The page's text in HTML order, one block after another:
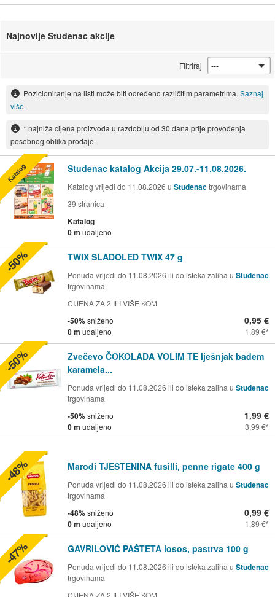
Najnovije Studenac akcije
Filtriraj
Pozicioniranje na listi može biti određeno različitim parametrima. Saznaj
više.
* najniža cijena proizvoda u razdoblju od 30 dana prije provođenja
posebnog oblika prodaje.
Studenac katalog Akcija 29.07.-11.08.2026.
Katalog vrijedi do 11.08.2026 u Studenactrgovinama
39 stranica
Katalog
0 m udaljeno
Katalog
TWIX SLADOLED TWIX 47 g
Ponuda vrijedi do 11.08.2026 ili do isteka zaliha u Studenac
trgovinama
CIJENA ZA 2 ILI VIŠE KOM
-50%sniženo
0 m udaljeno
0,95 €
1,89 €
-50%
Zvečevo ČOKOLADA VOLIM TE lješnjak badem
karamela...
Ponuda vrijedi do 11.08.2026 ili do isteka zaliha u Studenac
trgovinama
-50%sniženo
0 m udaljeno
1,99 €
3,99 €
-50%
Marodi TJESTENINA fusilli, penne rigate 400 g
Ponuda vrijedi do 11.08.2026 ili do isteka zaliha u Studenac
trgovinama
-48%sniženo
0 m udaljeno
0,99 €
1,89 €
-48%
GAVRILOVIĆ PAŠTETA losos, pastrva 100 g
Ponuda vrijedi do 11.08.2026 ili do isteka zaliha u Studenac
trgovinama
CIJENA ZA 2 ILI VIŠE KOM
-47%